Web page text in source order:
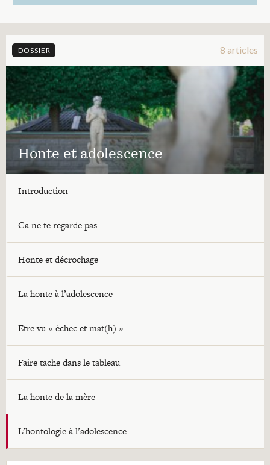
DOSSIER 8 articles
Honte et adolescence
Introduction
Ca ne te regarde pas
Honte et décrochage
La honte à l’adolescence
Etre vu « échec et mat(h) »
Faire tache dans le tableau
La honte de la mère
L’hontologie à l’adolescence